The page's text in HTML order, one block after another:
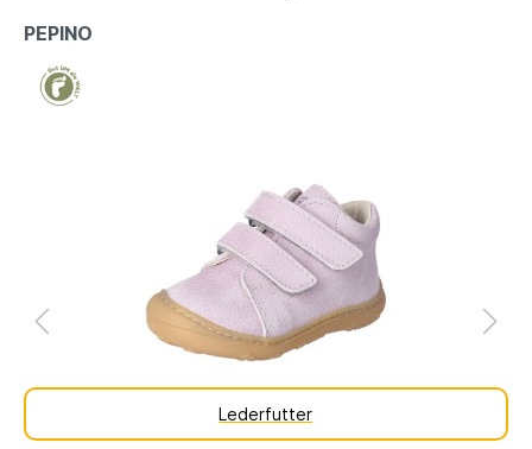
PEPINO
Lederfutter